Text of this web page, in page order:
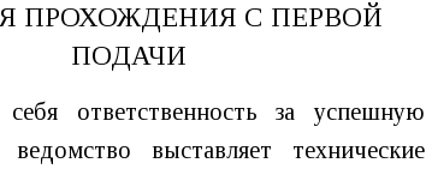
ПРОХОЖДЕНИЯ С ПЕРВОЙ
ПОДАЧИ
ответственность за успешную
выставляет технические